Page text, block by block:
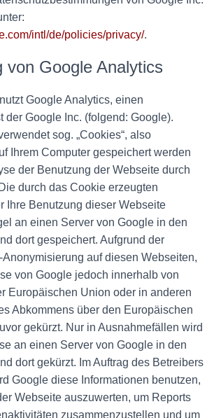
intl/de/policies/privacy/.
von Google Analytics
Google Analytics, einen
der Google Inc. (folgend: Google).
sog. „Cookies“, also
Ihrem Computer gespeichert werden
der Benutzung der Webseite durch
durch das Cookie erzeugten
Ihre Benutzung dieser Webseite
an einen Server von Google in den
dort gespeichert. Aufgrund der
auf diesen Webseiten,
von Google jedoch innerhalb von
Europäischen Union oder in anderen
Abkommens über den Europäischen
gekürzt. Nur in Ausnahmefällen wird
an einen Server von Google in den
dort gekürzt. Im Auftrag des Betreibers
Google diese Informationen benutzen,
Webseite auszuwerten, um Reports
zusammenzustellen und um